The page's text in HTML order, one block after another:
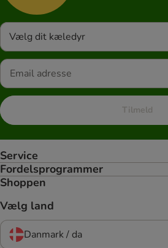
Vælg dit kæledyr
Tilmeld
Service
Fordelsprogrammer
Shoppen
Vælg land
Danmark / da